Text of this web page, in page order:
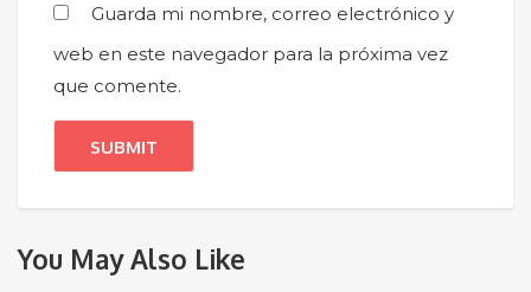
Guarda mi nombre, correo electrónico y
web en este navegador para la próxima vez
que comente.
You May Also Like